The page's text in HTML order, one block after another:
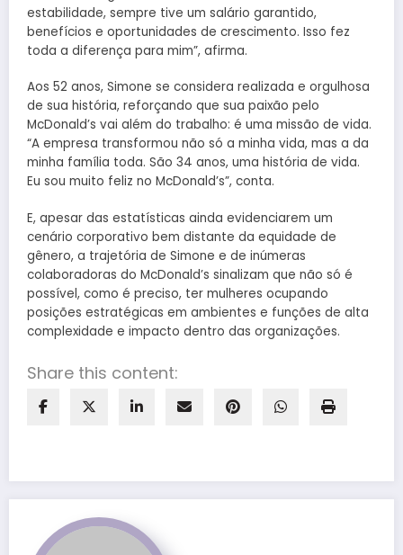
estabilidade, sempre tive um salário garantido,
benefícios e oportunidades de crescimento. Isso fez
toda a diferença para mim”, afirma.
Aos 52 anos, Simone se considera realizada e orgulhosa
de sua história, reforçando que sua paixão pelo
McDonald’s vai além do trabalho: é uma missão de vida.
“A empresa transformou não só a minha vida, mas a da
minha família toda. São 34 anos, uma história de vida.
Eu sou muito feliz no McDonald’s”, conta.
E, apesar das estatísticas ainda evidenciarem um
cenário corporativo bem distante da equidade de
gênero, a trajetória de Simone e de inúmeras
colaboradoras do McDonald’s sinalizam que não só é
possível, como é preciso, ter mulheres ocupando
posições estratégicas em ambientes e funções de alta
complexidade e impacto dentro das organizações.
Share this content: